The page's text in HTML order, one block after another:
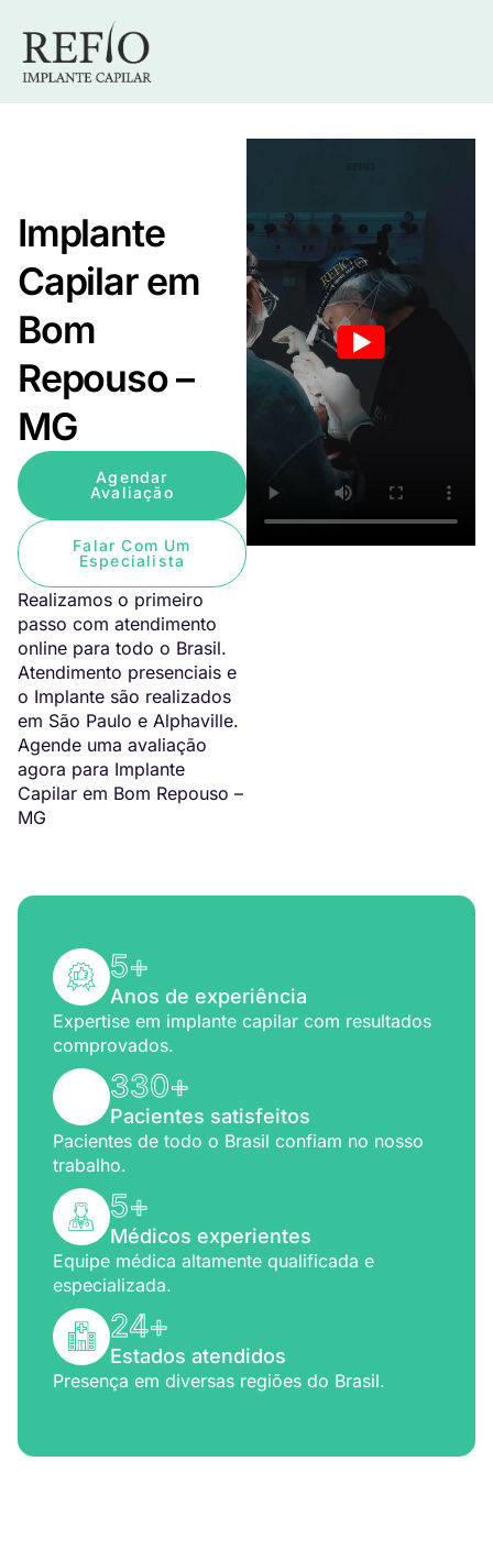
Implante
Capilar em
Bom
Repouso –
MG
Agendar
Avaliação
Falar Com Um
Especialista
Realizamos o primeiro
passo com atendimento
online para todo o Brasil.
Atendimento presenciais e
o Implante são realizados
em São Paulo e Alphaville.
Agende uma avaliação
agora para Implante
Capilar em Bom Repouso –
MG
5+
Anos de experiência
Expertise em implante capilar com resultados
comprovados.
330+
Pacientes satisfeitos
Pacientes de todo o Brasil confiam no nosso
trabalho.
5+
Médicos experientes
Equipe médica altamente qualificada e
especializada.
24+
Estados atendidos
Presença em diversas regiões do Brasil.